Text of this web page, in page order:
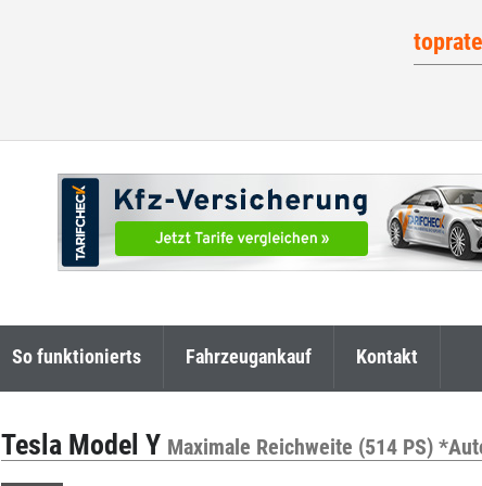
So funktionierts Fahrzeugankauf Kontakt
Tesla Model Y Maximale Reichweite (514 PS)